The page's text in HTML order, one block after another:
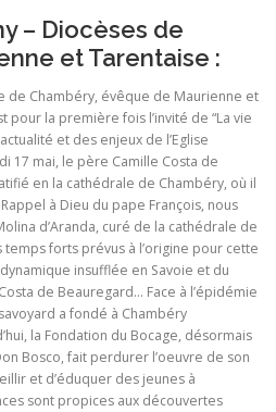
– Diocèses de
et Tarentaise :
de Chambéry, évêque de Maurienne et
pour la première fois l’invité de “La vie
et des enjeux de l’Eglise
17 mai, le père Camille Costa de
en la cathédrale de Chambéry, où il
à Dieu du pape François, nous
d’Aranda, curé de la cathédrale de
forts prévus à l’origine pour cette
insufflée en Savoie et du
de Beauregard… Face à l’épidémie
a fondé à Chambéry
la Fondation du Bocage, désormais
Bosco, fait perdurer l’oeuvre de son
et d’éduquer des jeunes à
sont propices aux découvertes